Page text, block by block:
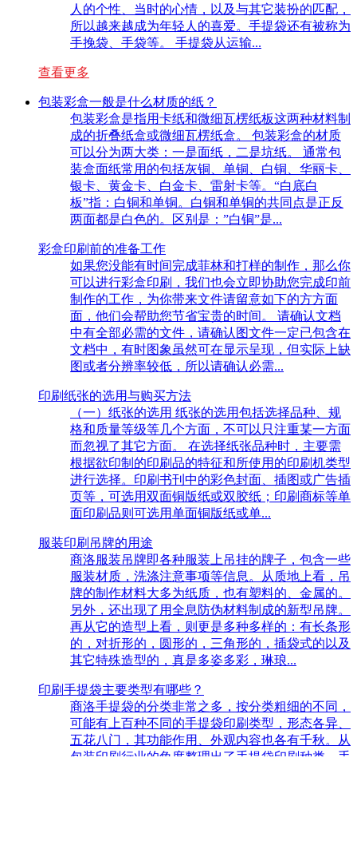
人的个性、当时的心情，以及与其它装扮的匹配，
所以越来越成为年轻人的喜爱。手提袋还有被称为
手挽袋、手袋等。 手提袋从运输...
查看更多
包装彩盒一般是什么材质的纸？
包装彩盒是指用卡纸和微细瓦楞纸板这两种材料制
成的折叠纸盒或微细瓦楞纸盒。 包装彩盒的材质
可以分为两大类：一是面纸，二是坑纸。 通常包
装盒面纸常用的包括灰铜、单铜、白铜、华丽卡、
银卡、黄金卡、白金卡、雷射卡等。“白底白
板”指：白铜和单铜。白铜和单铜的共同点是正反
两面都是白色的。区别是：”白铜”是...
彩盒印刷前的准备工作
如果您没能有时间完成菲林和打样的制作，那么你
可以进行彩盒印刷，我们也会立即协助您完成印前
制作的工作，为你带来文件请留意如下的方方面
面，他们会帮助您节省宝贵的时间。 请确认文档
中有全部必需的文件，请确认图文件一定已包含在
文档中，有时图象虽然可在显示呈现，但实际上缺
图或者分辨率较低，所以请确认必需...
印刷纸张的选用与购买方法
（一）纸张的选用 纸张的选用包括选择品种、规
格和质量等级等几个方面，不可以只注重某一方面
而忽视了其它方面。 在选择纸张品种时，主要需
根据欲印制的印刷品的特征和所使用的印刷机类型
进行选择。印刷书刊中的彩色封面、插图或广告插
页等，可选用双面铜版纸或双胶纸；印刷商标等单
面印刷品则可选用单面铜版纸或单...
服装印刷吊牌的用途
商洛服装吊牌即各种服装上吊挂的牌子，包含一些
服装材质，洗涤注意事项等信息。从质地上看，吊
牌的制作材料大多为纸质，也有塑料的、金属的。
另外，还出现了用全息防伪材料制成的新型吊牌。
再从它的造型上看，则更是多种多样的：有长条形
的，对折形的，圆形的，三角形的，插袋式的以及
其它特殊造型的，真是多姿多彩，琳琅...
印刷手提袋主要类型有哪些？
商洛手提袋的分类非常之多，按分类粗细的不同，
可能有上百种不同的手提袋印刷类型，形态各异、
五花八门，其功能作用、外观内容也各有千秋。从
包装印刷行业的角度整理出了手提袋印刷种类，手